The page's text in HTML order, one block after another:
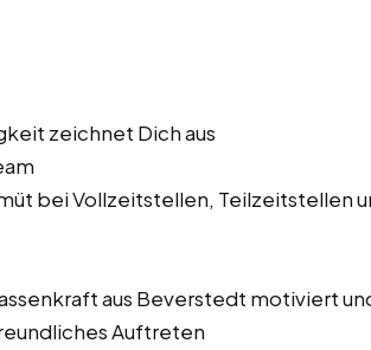
zeichnet Dich aus
bei Vollzeitstellen, Teilzeitstellen
aus Beverstedt motiviert
Auftreten